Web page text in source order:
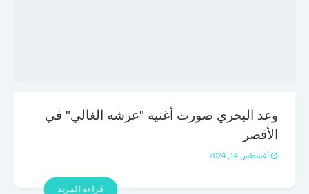
وعد البحري صورت أغنية "عرشه الغالي" في
الأقصر
أغسطس 14, 2024
قراءة المزيد